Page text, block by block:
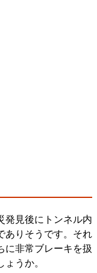
発見後にトンネル内
ありそうです。それ
に非常ブレーキを扱
うか。